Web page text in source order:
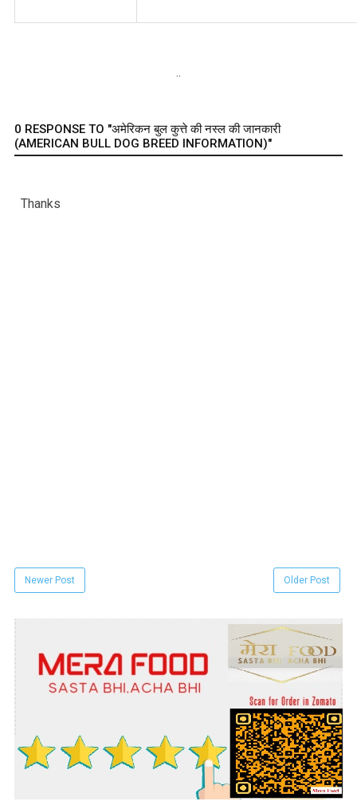
..
0 RESPONSE TO "अमेरिकन बुल कुत्ते की नस्ल की जानकारी
(AMERICAN BULL DOG BREED INFORMATION)"
Thanks
Newer Post Older Post